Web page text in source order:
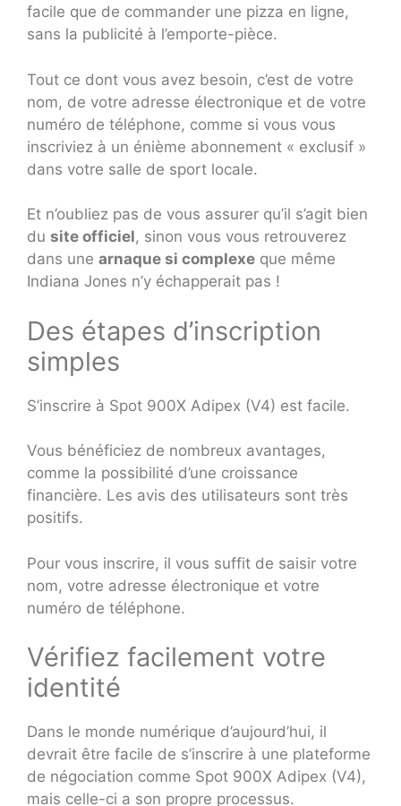
facile que de commander une pizza en ligne,
sans la publicité à l’emporte-pièce.
Tout ce dont vous avez besoin, c’est de votre
nom, de votre adresse électronique et de votre
numéro de téléphone, comme si vous vous
inscriviez à un énième abonnement « exclusif »
dans votre salle de sport locale.
Et n’oubliez pas de vous assurer qu’il s’agit bien
du site officiel, sinon vous vous retrouverez
dans une arnaque si complexe que même
Indiana Jones n’y échapperait pas !
Des étapes d’inscription
simples
S’inscrire à Spot 900X Adipex (V4) est facile.
Vous bénéficiez de nombreux avantages,
comme la possibilité d’une croissance
financière. Les avis des utilisateurs sont très
positifs.
Pour vous inscrire, il vous suffit de saisir votre
nom, votre adresse électronique et votre
numéro de téléphone.
Vérifiez facilement votre
identité
Dans le monde numérique d’aujourd’hui, il
devrait être facile de s’inscrire à une plateforme
de négociation comme Spot 900X Adipex (V4),
mais celle-ci a son propre processus.